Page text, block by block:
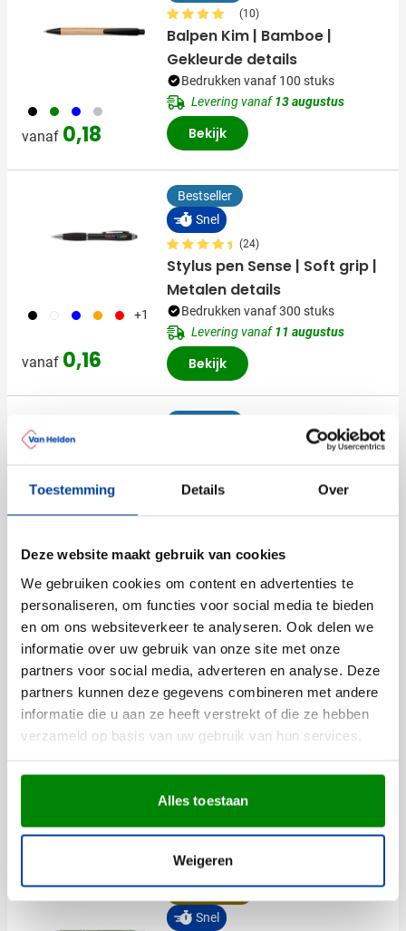
Toestemming Details Over
Deze website maakt gebruik van cookies
We gebruiken cookies om content en advertenties te
personaliseren, om functies voor social media te bieden
en om ons websiteverkeer te analyseren. Ook delen we
informatie over uw gebruik van onze site met onze
partners voor social media, adverteren en analyse. Deze
partners kunnen deze gegevens combineren met andere
informatie die u aan ze heeft verstrekt of die ze hebben
verzameld op basis van uw gebruik van hun services.
Alles toestaan
Weigeren
001 004 005 032
vanaf 0,18
(10)
Balpen Kim | Bamboe |
Gekleurde details
Bedrukken vanaf 100 stuks
Levering vanaf13 augustus
Bekijk
001 002 005 007 008 +1
vanaf 0,16
Bestseller
Snel
(24)
Stylus pen Sense | Soft grip |
Metalen details
Bedrukken vanaf 300 stuks
Levering vanaf11 augustus
Bekijk
vanaf 0,37
Balpen Harvy | Aluminium |
Levering vanaf11 augustus
Bekijk
vanafNormale prijs
0,64 Speciale prijs
0,38
60 deals
(6)
Stylus pen Gentle |
Aluminium |
Draaimechanisme | Metalen
Levering vanaf
Bekijk
Snel